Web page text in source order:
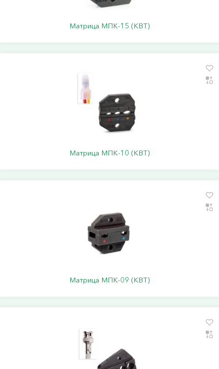
Матрица МПК-15 (КВТ)
Матрица МПК-10 (КВТ)
Матрица МПК-09 (КВТ)